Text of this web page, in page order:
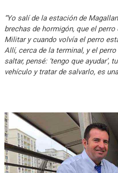
“Yo salí de la estación de
brechas de hormigón, que el
Militar y cuando volvía el perro
Allí, cerca de la terminal, y el
saltar, pensé: ‘tengo que ayudar’,
vehículo y tratar de salvarlo, es